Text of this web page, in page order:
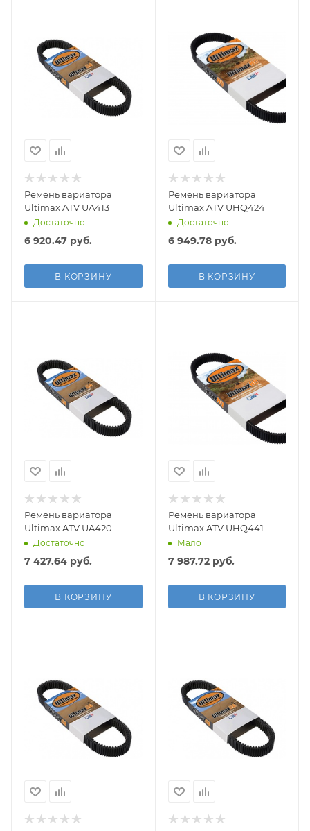
Ремень вариатора
Ultimax ATV UA413
Достаточно
6 920.47 руб.
В КОРЗИНУ
Ремень вариатора
Ultimax ATV UHQ424
Достаточно
6 949.78руб.
В КОРЗИНУ
Ремень вариатора
Ultimax ATV UA420
Достаточно
7 427.64 руб.
В КОРЗИНУ
Ремень вариатора
Ultimax ATV UHQ441
Мало
7 987.72руб.
В КОРЗИНУ